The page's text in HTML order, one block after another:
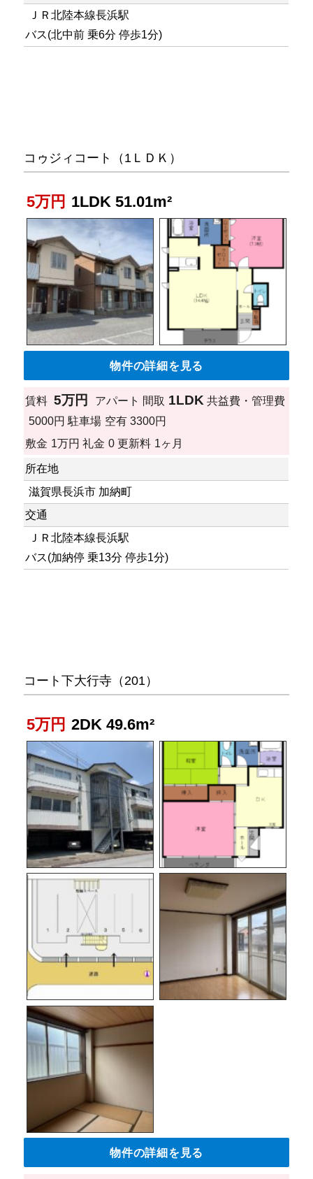
ＪＲ北陸本線長浜駅
バス(北中前 乗6分 停歩1分)
コゥジィコート（1ＬＤＫ）
5万円 1LDK 51.01m²
物件の詳細を見る
賃料 5万円 アパート 間取 1LDK 共益費・管理費
5000円 駐車場 空有 3300円
敷金 1万円 礼金 0 更新料 1ヶ月
所在地
滋賀県長浜市 加納町
交通
ＪＲ北陸本線長浜駅
バス(加納停 乗13分 停歩1分)
コート下大行寺（201）
5万円 2DK 49.6m²
物件の詳細を見る